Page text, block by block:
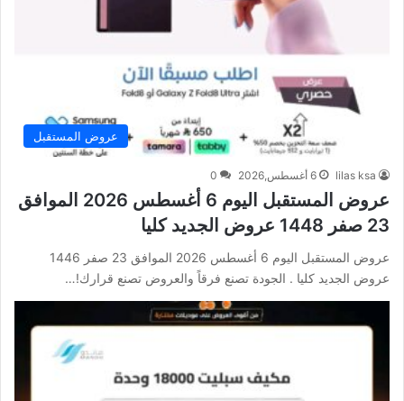
عروض المستقبل
lilas ksa 6 أغسطس,2026 0
عروض المستقبل اليوم 6 أغسطس 2026 الموافق
23 صفر 1448 عروض الجديد كليا
عروض المستقبل اليوم 6 أغسطس 2026 الموافق 23 صفر 1446
عروض الجديد كليا . الجودة تصنع فرقاً والعروض تصنع قرارك!…